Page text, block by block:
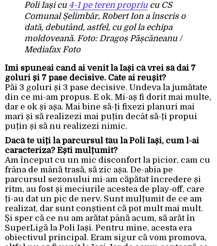
Poli Iași cu 4-1 pe teren propriucu CS
Comunal Șelimbăr, Robert Ion a înscris o
dată, debutând, astfel, cu gol la echipa
moldoveană. Foto: Dragoș Pășcăneanu /
Mediafax Foto
Îmi spuneai când ai venit la Iași că vrei să dai 7
goluri și 7 pase decisive. Câte ai reușit?
Păi 3 goluri și 3 pase decisive. Undeva la jumătate
din ce mi-am propus. E ok. Mi-aș fi dorit mai multe,
dar e ok și așa. Mai bine să-ți fixezi planuri mai
mari și să realizezi mai puțin decât să-ți propui
puțin și să nu realizezi nimic.
Dacă te uiți la parcursul tău la Poli Iași, cum l-ai
caracteriza? Ești mulțumit?
Am început cu un mic disconfort la picior, cam cu
frâna de mână trasă, să zic așa. De-abia pe
parcursul sezonului mi-am căpătat încredere și
ritm, au fost și meciurile acestea de play-off, care
ți-au dat un pic de nerv. Sunt mulțumit de ce am
realizat, dar sunt conștient că pot mult mai mult.
Și sper că ce nu am arătat până acum, să arăt în
SuperLigă la Poli Iași. Pentru mine, acesta era
obiectivul principal. Eram sigur că vom promova,